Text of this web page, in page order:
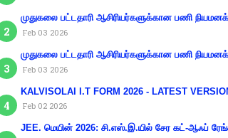
முதுகலை பட்டதாரி ஆசிரியர்களுக்கான பணி நியமனக்
Feb 03 2026
முதுகலை பட்டதாரி ஆசிரியர்களுக்கான பணி
Feb 03 2026
KALVISOLAI I.T FORM 2026 - LATEST
Feb 02 2026
JEE. மெயின் 2026: சி.எஸ்.இ.யில் சேர கட்-ஆஃப்